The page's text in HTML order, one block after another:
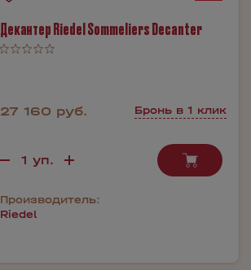
Декантер Riedel Sommeliers Decanter
27 160 руб. Бронь в 1 клик
Производитель:
Riedel